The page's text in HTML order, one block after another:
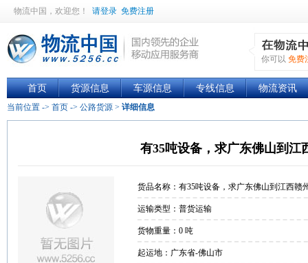
物流中国 ，欢迎您！ 请登录 免费注册
你可以 免费
首页 货源信息 车源信息 专线信息 物流资讯
当前位置 -> 首页 -> 公路货源 > 详细信息
有35吨设备，求广东佛山到江
货品名称：有35吨设备，求广东佛山到江西赣
乌的运力
运输类型：普货运输
货物重量：0 吨
起运地：广东省-佛山市